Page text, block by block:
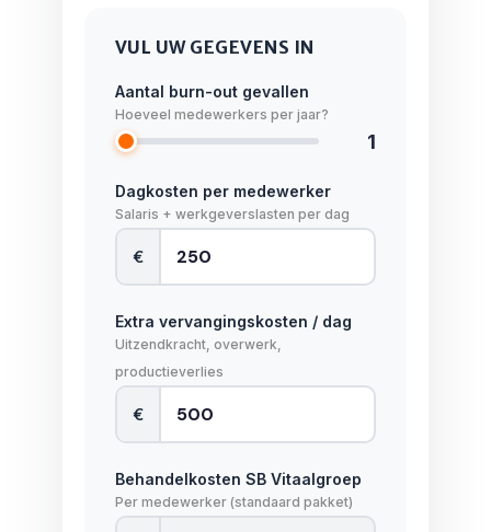
VUL UW GEGEVENS IN
Aantal burn-out gevallen
Hoeveel medewerkers per jaar?
1
Dagkosten per medewerker
Salaris + werkgeverslasten per dag
€
Extra vervangingskosten / dag
Uitzendkracht, overwerk,
productieverlies
€
Behandelkosten SB Vitaalgroep
Per medewerker (standaard pakket)